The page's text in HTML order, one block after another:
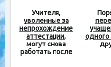
Учителя,
уволенные за
непрохождение
аттестации,
могут снова
работать после
одного